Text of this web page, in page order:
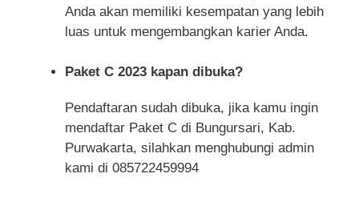
Anda akan memiliki kesempatan yang lebih
luas untuk mengembangkan karier Anda.
Paket C 2023 kapan dibuka?
Pendaftaran sudah dibuka, jika kamu ingin
mendaftar Paket C di Bungursari, Kab.
Purwakarta, silahkan menghubungi admin
kami di 085722459994